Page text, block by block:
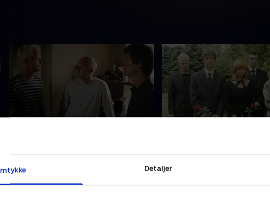
Detaljer
hjemvendt fra krigen i Irak, to
tilfældige gæster. CC tager sagen, der
dygtige forsvarsadvokat.